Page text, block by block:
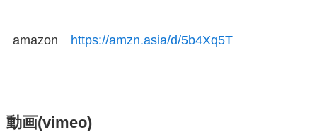
amazon https://amzn.asia/d/5b4Xq5T
動画(vimeo)